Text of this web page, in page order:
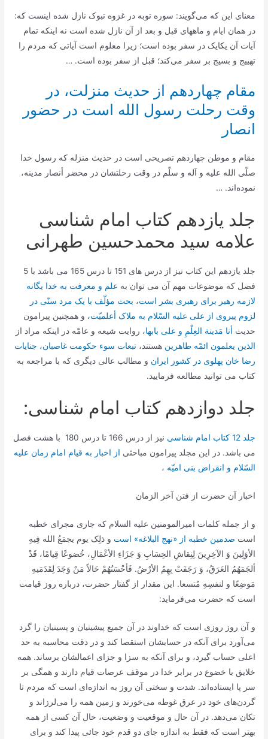
معنای این که می‌گویند: سوره توبه در غزوه تبوک نازل شده اینست که:
در همان ایام و ماههای قبل و بعد از آن نازل شده است نه اینکه تمام
آیات آن یکایک در سفر بوده است؛ زیرا معلوم است آیاتی که مردم را
تهییج و بسیج بر سفر می‌کند؛ قبل از سفر بوده است. …
مقام چهاردهم از حدیث منزلت، در
وقت رحلت رسول الله است در حضور
انصار
مقام و موطن چهاردهم تصریحی است در حدیث منزله که رسول خدا
صلّی الله علیه و آله و سلّم در وقت رحلتشان در محضر أنصار مدینه،
نموده‌اند. …
جلد یازدهم کتاب امام شناسی
علامه سید محمدحسین طهرانی
جلد یازدهم این کتاب نیز از درس های 151 تا درس 165 می باشد با 5
فصل که موضوعات مهم آن می توان به علم و معرفت به خدا یگانه
لازمه رهبر براى رهبرى بشر است، بحث مؤلّف با یک مرد سنّى در
لزوم پیروى از على علیه السّلام به ملاک أعلمیّت‌، و همچنین پیرامون
حدیث أنا مَدینة العِلْمِ و على بابها، روایت شیعه و عامّه در اینکه مراد از
الذین یعلمون ائمّه طاهرین هستند،تبعات سوء حکومت غاصبان‌، جنایات
رضا خان پهلوى در کشور ایران‌ و مطالب عالی دیگری که با مراجعه به
کتاب می توانید مطالعه فرمایید.
جلد دوازدهم کتاب امام شناسی:
جلد 12 کتاب امام شناسی
نیز از درس 166 تا درس 180 با هشت فصل
می باشد. در این مجلد پیرامون مباحثی از اخبار به قیام امام زمان علیه
السّلام و انقراض بنى امیّه‌ ،
اخبار آن حضرت از فتن آخر الزمان‌
و از جمله کلمات امیرالمومنین علیه السلام که جارى مجراى خطبه
است صدمین خطبه از «نهج البلاغه» است و ذلِک یوم یجمَعُ الله فِیهِ
الأوَلِینَ وَ الآخِرِینَ لِنِقاشِ الحِسَابِ وَ جَزَاءِ الأعْمَالِ‌، خُضوعًا قِیامًا‌، قَدْ
ألجَمَهُمُ العَرَقُ‌، وَ رَجَفَتْ بِهِمُ الأرْضُ‌. فَأحْسَنُهُمْ حَالاً مَنْ وَجَدَ لِقَدَمَیهِ
مَوضِعًا و لنفسِهِ مُتسعا. این مقدار از گفتار حضرت، درباره روز قیامت
است که حضرت مى‌فرماید:
و آن روز روزى است که خداوند در آن جمیع پیشینیان و پسینیان را گرد
مى‌آورد براى آنکه در حسابشان استقصا کند و در دقت محاسبه به حد
اعلى حساب گیرد، و براى آنکه به سزا و جزاى اعمالشان برساند. همه
خلایق با خضوع در برابر خدا در موقف عرصات قیام دارند و همگى بر
سر پا ایستاده‌اند. شدت و سختى آن روز به اندازه‌اى است که مردم تا
گردن‌هاى خود در عرق غوطه مى‌خورند و زمین همه را مى‌لرزاند و
تکان مى‌دهد. در آن حال و موقعیت و وضعیت، حال آن کسى از همه
بهتر است که فقط به اندازه جاى دو قدم خود جائى پیدا کند و براى